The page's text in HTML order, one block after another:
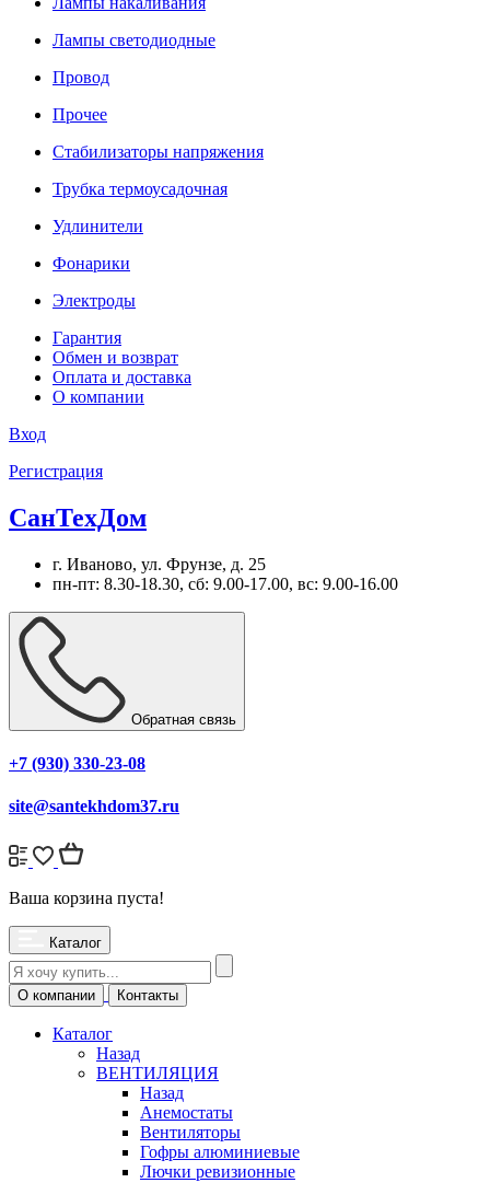
Лампы светодиодные
Провод
Прочее
Стабилизаторы напряжения
Трубка термоусадочная
Удлинители
Фонарики
Электроды
Гарантия
Обмен и возврат
Оплата и доставка
О компании
Вход
Регистрация
СанТехДом
г. Иваново, ул. Фрунзе, д. 25
пн-пт: 8.30-18.30, сб: 9.00-17.00, вс: 9.00-16.00
Обратная связь
+7 (930) 330-23-08
site@santekhdom37.ru
Ваша корзина пуста!
Каталог
О компании Контакты
Каталог
Назад
ВЕНТИЛЯЦИЯ
Назад
Анемостаты
Вентиляторы
Гофры алюминиевые
Лючки ревизионные